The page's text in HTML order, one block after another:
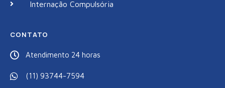
Internação Compulsória
CONTATO
Atendimento 24 horas
(11) 93744-7594